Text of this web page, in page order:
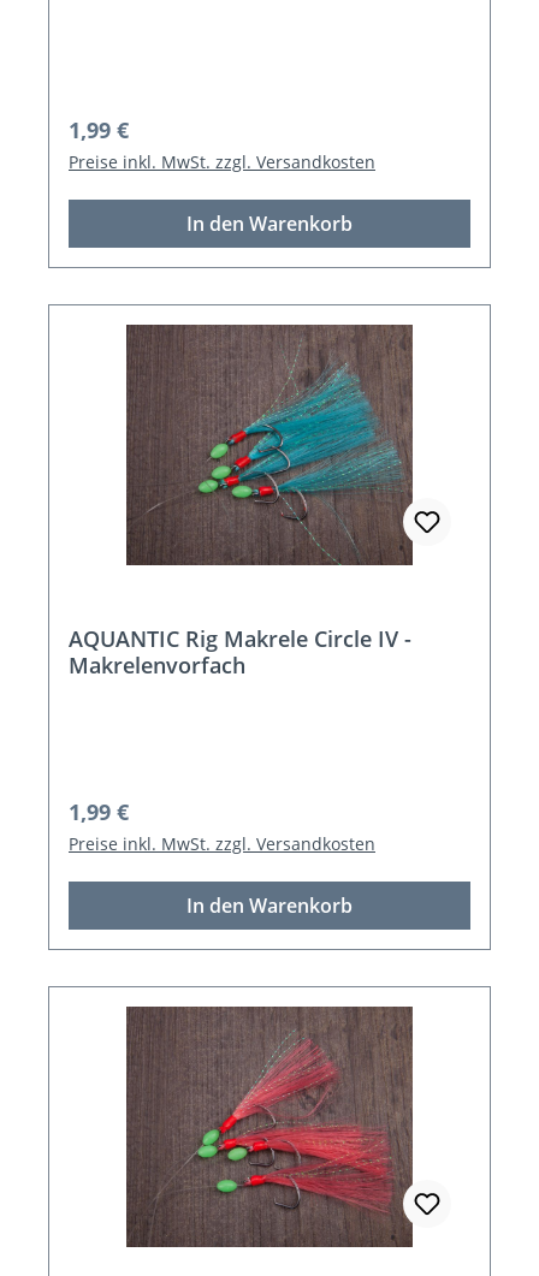
Regulärer Preis:
1,99 €
Preise inkl. MwSt. zzgl. Versandkosten
In den Warenkorb
AQUANTIC Rig Makrele Circle IV -
Makrelenvorfach
Regulärer Preis:
1,99 €
Preise inkl. MwSt. zzgl. Versandkosten
In den Warenkorb